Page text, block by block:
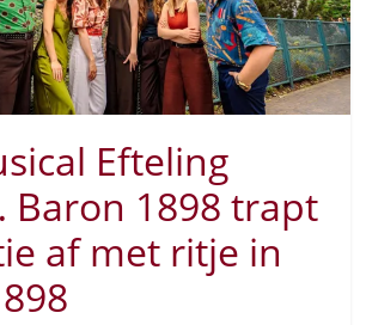
Efteling
1898 trapt
af met ritje in